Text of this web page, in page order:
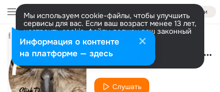
Войти
Мы используем cookie-файлы, чтобы улучшить
сервисы для вас. Если ваш возраст менее 13 лет,
настроить cookie-файлы должен ваш законный
представитель. Больше информации
Разрешить все Настроить Some Girls (No Hopes Remix)
Stark D
Слушать
Информация о контенте
на платформе — здесь